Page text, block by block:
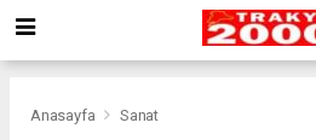
Anasayfa Sanat